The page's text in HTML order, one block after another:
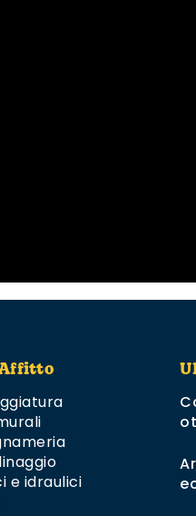
e idraulici